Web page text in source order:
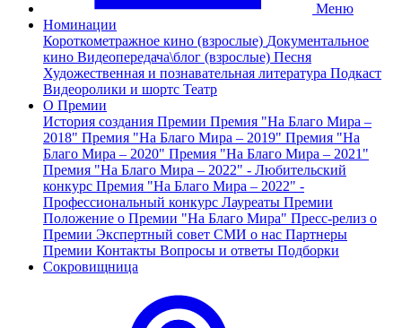
Меню
Номинации
Короткометражное кино (взрослые) Документальное
кино Видеопередача\блог (взрослые) Песня
Художественная и познавательная литература Подкаст
Видеоролики и шортс Театр
О Премии
История создания Премии Премия "На Благо Мира –
2018" Премия "На Благо Мира – 2019" Премия "На
Благо Мира – 2020" Премия "На Благо Мира – 2021"
Премия "На Благо Мира – 2022" - Любительский
конкурс Премия "На Благо Мира – 2022" -
Профессиональный конкурс Лауреаты Премии
Положение о Премии "На Благо Мира" Пресс-релиз о
Премии Экспертный совет СМИ о нас Партнеры
Премии Контакты Вопросы и ответы Подборки
Сокровищница